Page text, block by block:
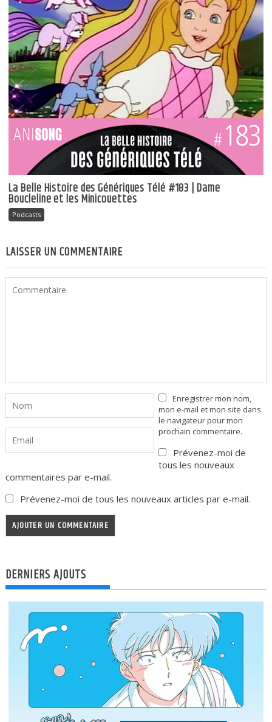
La Belle Histoire des Génériques Télé #183 | Dame
Boucleline et les Minicouettes
Podcasts
LAISSER UN COMMENTAIRE
Enregistrer mon nom,
mon e-mail et mon site dans
le navigateur pour mon
prochain commentaire.
Prévenez-moi de
tous les nouveaux
commentaires par e-mail.
Prévenez-moi de tous les nouveaux articles par e-mail.
DERNIERS AJOUTS